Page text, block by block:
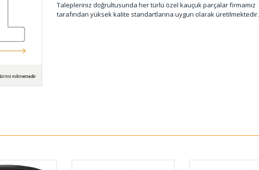
Talepleriniz doğrultusunda her türlü özel kauçuk parçalar firmamız
tarafından yüksek kalite standartlarına uygun olarak üretilmektedir.